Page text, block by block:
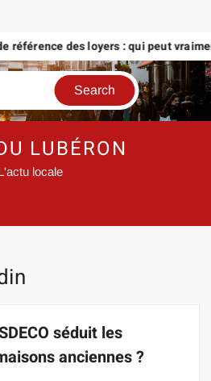
des loyers : qui peut vraiment
LUBÉRON
locale
séduit les
anciennes ?